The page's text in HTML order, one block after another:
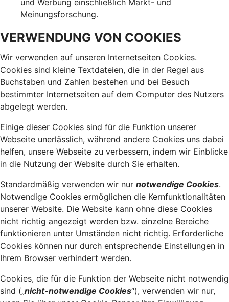
und Werbung einschließlich Markt- und
Meinungsforschung.
VERWENDUNG VON COOKIES
Wir verwenden auf unseren Internetseiten Cookies.
Cookies sind kleine Textdateien, die in der Regel aus
Buchstaben und Zahlen bestehen und bei Besuch
bestimmter Internetseiten auf dem Computer des Nutzers
abgelegt werden.
Einige dieser Cookies sind für die Funktion unserer
Webseite unerlässlich, während andere Cookies uns dabei
helfen, unsere Webseite zu verbessern, indem wir Einblicke
in die Nutzung der Website durch Sie erhalten.
Standardmäßig verwenden wir nur notwendige Cookies.
Notwendige Cookies ermöglichen die Kernfunktionalitäten
unserer Website. Die Website kann ohne diese Cookies
nicht richtig angezeigt werden bzw. einzelne Bereiche
funktionieren unter Umständen nicht richtig. Erforderliche
Cookies können nur durch entsprechende Einstellungen in
Ihrem Browser verhindert werden.
Cookies, die für die Funktion der Webseite nicht notwendig
sind („nicht-notwendige Cookies“), verwenden wir nur,